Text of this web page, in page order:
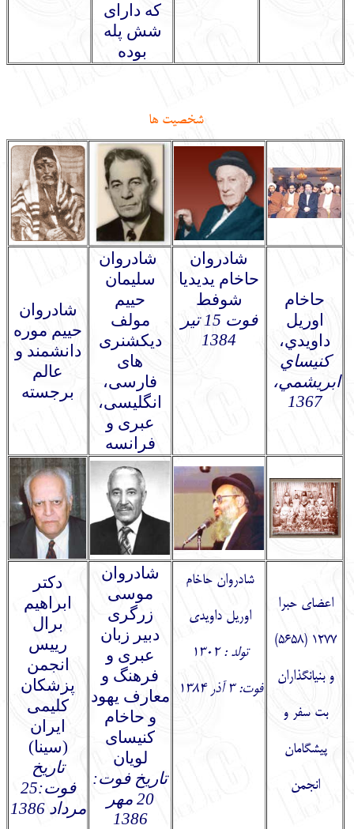
که دارای
شش پله
بوده
شخصيت ها
حاخام
اوريل
داويدي،
كنيساي
ابريشمي،
1367
شادروان
حاخام يديديا
شوفط
فوت 15 تیر
1384
شادروان
سلیمان
حییم
مولف
دیکشنری
های
فارسی،
انگلیسی،
عبری و
فرانسه
شادروان
حییم موره
دانشمند و
عالم
برجسته
اعضاي حبرا
1277 (5658)
و بنيانگذاران
بت سفر و
پيشگامان
انجمن
شادروان حاخام
اوریل داویدی
تولد : 1302
فوت: 3 آذر 1384
شادروان
موسی
زرگری
دبیر زبان
عبری و
فرهنگ و
معارف یهود
و حاخام
کنیسای
لویان
تاریخ فوت:
20 مهر
1386
دکتر
ابراهیم
برال
رییس
انجمن
پزشکان
کلیمی
ایران
(سینا)
تاریخ
فوت:25
مرداد 1386